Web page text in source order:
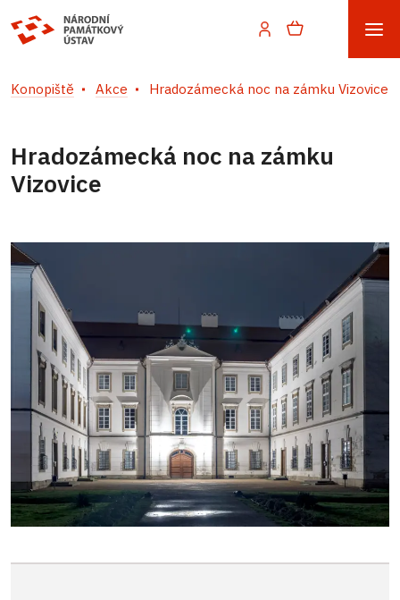
Konopiště Akce Hradozámecká noc na zámku Vizovice
Hradozámecká noc na zámku
Vizovice